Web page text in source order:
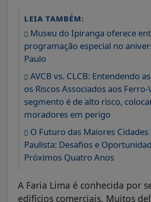
LEIA TAMBÉM:
Museu do Ipiranga oferece
programação especial no
Paulo
AVCB vs. CLCB: Entendendo
os Riscos Associados aos
segmento é de alto risco,
moradores em perigo
O Futuro das Maiores
Paulista: Desafios e
Próximos Quatro Anos
A Faria Lima é conhecida por
edifícios comerciais. Muitos